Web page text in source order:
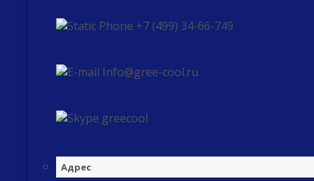
+7 (499) 34-66-749
Info@gree-cool.ru
greecool
Адрес